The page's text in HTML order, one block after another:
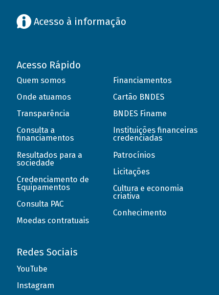
Acesso à informação
Acesso Rápido
Quem somos
Onde atuamos
Transparência
Consulta a
financiamentos
Resultados para a
sociedade
Credenciamento de
Equipamentos
Consulta PAC
Moedas contratuais
Financiamentos
Cartão BNDES
BNDES Finame
Instituições financeiras
credenciadas
Patrocínios
Licitações
Cultura e economia
criativa
Conhecimento
Redes Sociais
YouTube
Instagram